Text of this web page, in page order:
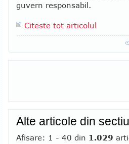
gu­vern responsabil.
Citeste tot articolul
Alte articole din
Afisare: 1 - 40 din 1.029